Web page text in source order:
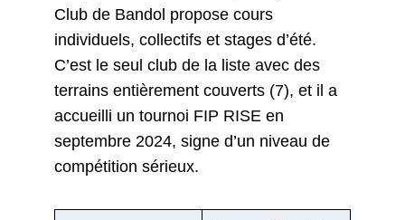
Club de Bandol propose cours
individuels, collectifs et stages d’été.
C’est le seul club de la liste avec des
terrains entièrement couverts (7), et il a
accueilli un tournoi FIP RISE en
septembre 2024, signe d’un niveau de
compétition sérieux.